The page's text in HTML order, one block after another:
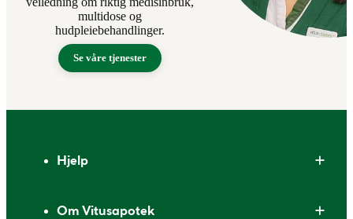
multidose og
hudpleiebehandlinger.
Se våre tjenester
Hjelp
Om Vitusapotek